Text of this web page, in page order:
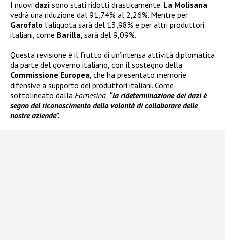
I nuovi dazi sono stati ridotti drasticamente. La Molisana
vedrà una riduzione dal 91,74% al 2,26%. Mentre per
Garofalo l’aliquota sarà del 13,98% e per altri produttori
italiani, come Barilla , sarà del 9,09%.
Questa revisione è il frutto di un’intensa attività diplomatica
da parte del governo italiano, con il sostegno della
Commissione Europea , che ha presentato memorie
difensive a supporto dei produttori italiani. Come
sottolineato dalla Farnesina “la rideterminazione dei dazi è
segno del riconoscimento della volontà di collaborare delle
nostre aziende”.